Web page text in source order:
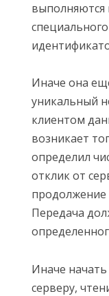
выполняются
Иначе она
уникальный
клиентом
возникает
определил
отклик от
продолжение
Передача
Иначе
серверу,